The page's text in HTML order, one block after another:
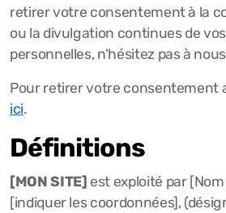
retirer votre consentement à la
ou la divulgation continues de
personnelles, n'hésitez pas à
Pour retirer votre consentement
ici.
Définitions
[MON SITE] est exploité par
[indiquer les coordonnées],